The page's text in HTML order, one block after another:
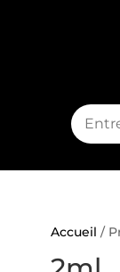
Accueil /